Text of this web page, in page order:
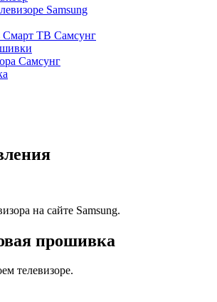
Samsung
Смарт ТВ Самсунг
Самсунг
на сайте Samsung.
прошивка
телевизоре.